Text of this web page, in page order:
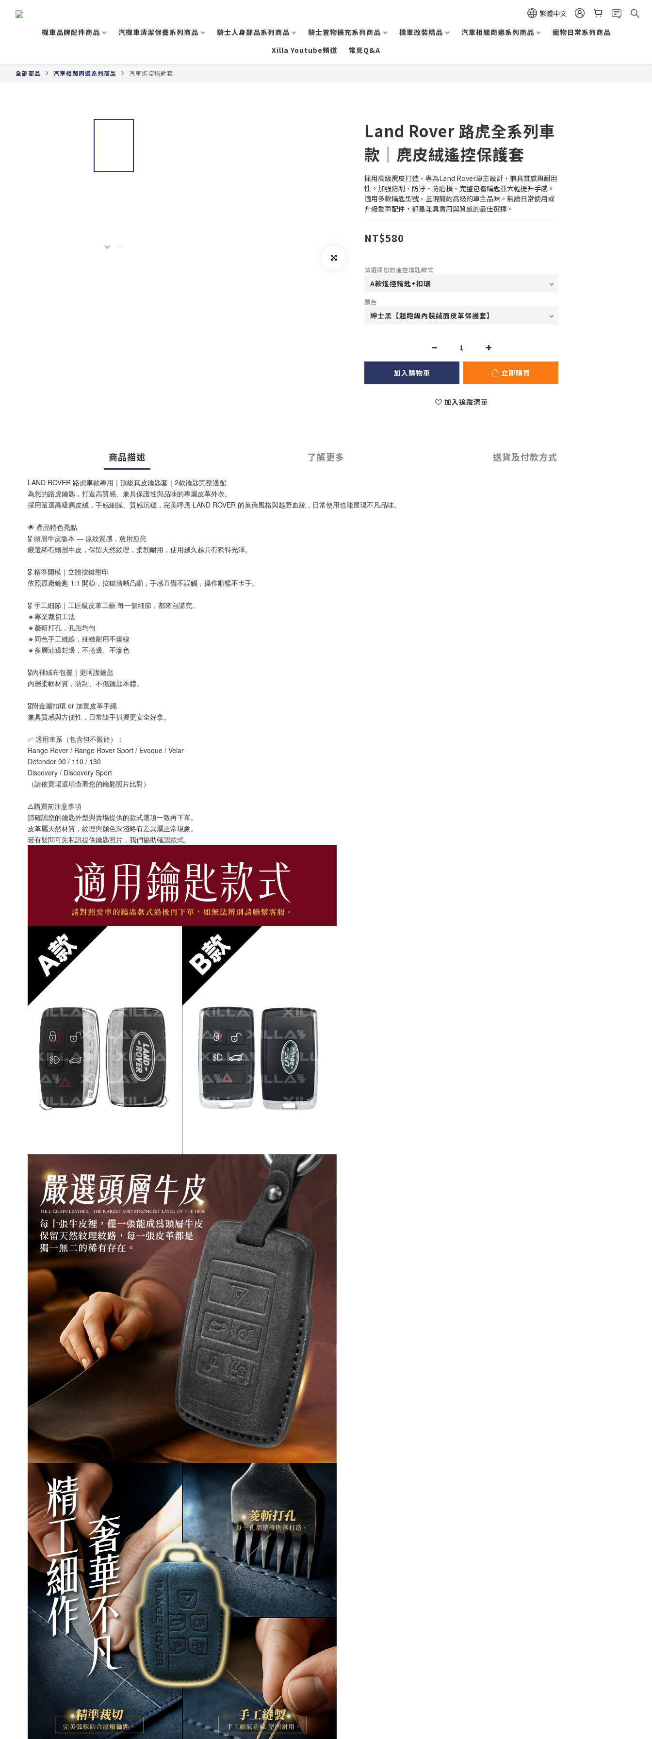
繁體中文
機車品牌配件商品
汽機車清潔保養系列商品 騎士人身部品系列商品 騎士置物擴充系列商品 機車改裝精品 汽車相關周邊系列商品
寵物日常系列商品
Xilla Youtube頻道
常見Q&A
全部商品 汽車相關周邊系列商品 汽車遙控鑰匙套
Land Rover 路虎全系列車
款｜麂皮絨遙控保護套
採用高級麂皮打造，專為Land Rover車主設計，兼具質感與耐用
性。加強防刮、防汙、防磨損，完整包覆鑰匙並大幅提升手感。
適用多款鑰匙型號，呈現簡約高級的車主品味。無論日常使用或
升級愛車配件，都是兼具實用與質感的最佳選擇。
NT$580
請選擇您的遙控鑰匙款式
顏色
加入購物車 立即購買
加入追蹤清單
商品描述 了解更多 送貨及付款方式
LAND ROVER 路虎車款專用｜頂級真皮鑰匙套｜2款鑰匙完整適配
為您的路虎鑰匙，打造高質感、兼具保護性與品味的專屬皮革外衣。
採用嚴選高級麂皮絨，手感細膩、質感沉穩，完美呼應 LAND ROVER 的英倫風格與越野血統，日常使用也能展現不凡品味。
🌟 產品特色亮點
🎖️ 頭層牛皮版本 — 原紋質感，愈用愈亮
嚴選稀有頭層牛皮，保留天然紋理，柔韌耐用，使用越久越具有獨特光澤。
🎖️ 精準開模｜立體按鍵壓印
依照原廠鑰匙 1:1 開模，按鍵清晰凸顯，手感直覺不誤觸，操作順暢不卡手。
🎖️ 手工細節｜工匠級皮革工藝 每一個細節，都來自講究。
🔸專業裁切工法
🔸菱斬打孔，孔距均勻
🔸同色手工縫線，細緻耐用不爆線
🔸多層油邊封邊，不捲邊、不滲色
🎖️內裡絨布包覆｜更呵護鑰匙
內層柔軟材質，防刮、不傷鑰匙本體。
🎖️附金屬扣環 or 加寬皮革手繩
兼具質感與方便性，日常隨手抓握更安全好拿。
✅ 適用車系（包含但不限於）：
Range Rover / Range Rover Sport / Evoque / Velar
Defender 90 / 110 / 130
Discovery / Discovery Sport
（請依賣場選項查看您的鑰匙照片比對）
⚠️購買前注意事項
請確認您的鑰匙外型與賣場提供的款式選項一致再下單。
皮革屬天然材質，紋理與顏色深淺略有差異屬正常現象。
若有疑問可先私訊提供鑰匙照片，我們協助確認款式。